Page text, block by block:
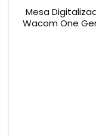
Mesa
Wacom One